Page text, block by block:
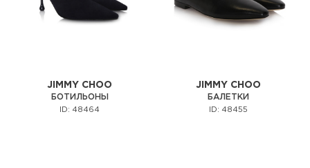
JIMMY CHOO
БОТИЛЬОНЫ
ID: 48464
JIMMY CHOO
БАЛЕТКИ
ID: 48455